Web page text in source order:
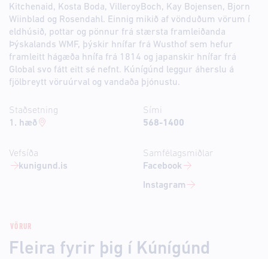
Kitchenaid, Kosta Boda, VilleroyBoch, Kay Bojensen, Bjorn
Wiinblad og Rosendahl. Einnig mikið af vönduðum vörum í
eldhúsið, pottar og pönnur frá stærsta framleiðanda
Þýskalands WMF, þýskir hnífar frá Wusthof sem hefur
framleitt hágæða hnífa frá 1814 og japanskir hnífar frá
Global svo fátt eitt sé nefnt. Kúnígúnd leggur áherslu á
fjölbreytt vöruúrval og vandaða þjónustu.
Staðsetning
1. hæð
Vefsíða
kunigund.is
Sími
568-1400
Samfélagsmiðlar
Facebook
Instagram
VÖRUR
Fleira fyrir þig í Kúnígúnd